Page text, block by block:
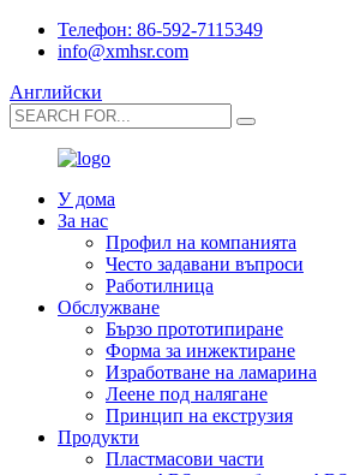
Телефон: 86-592-7115349
info@xmhsr.com
Английски
У дома
За нас
Профил на компанията
Често задавани въпроси
Работилница
Обслужване
Бързо прототипиране
Форма за инжектиране
Изработване на ламарина
Леене под налягане
Принцип на екструзия
Продукти
Пластмасови части